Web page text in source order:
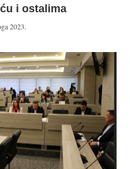
i ostalima
2023.